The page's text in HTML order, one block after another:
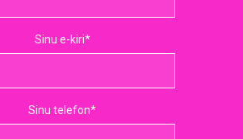
Sinu e-kiri
Sinu telefon